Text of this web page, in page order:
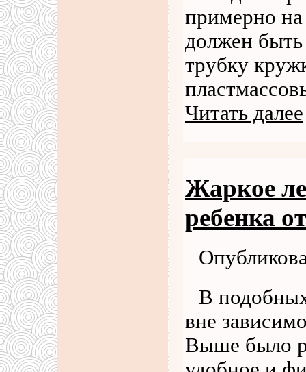
примерно
должен
трубку
Читать далее
Жаркое
ребенка
В
вне
Выше было